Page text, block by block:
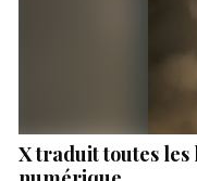
X traduit toutes les